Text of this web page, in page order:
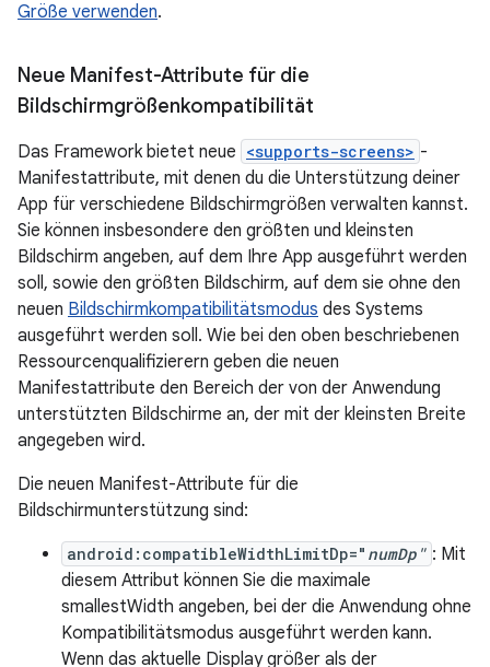
Größe verwenden.
Neue Manifest-Attribute für die
Bildschirmgrößenkompatibilität
Das Framework bietet neue <supports-screens> -
Manifestattribute, mit denen du die Unterstützung deiner
App für verschiedene Bildschirmgrößen verwalten kannst.
Sie können insbesondere den größten und kleinsten
Bildschirm angeben, auf dem Ihre App ausgeführt werden
soll, sowie den größten Bildschirm, auf dem sie ohne den
neuen Bildschirmkompatibilitätsmodus des Systems
ausgeführt werden soll. Wie bei den oben beschriebenen
Ressourcenqualifizierern geben die neuen
Manifestattribute den Bereich der von der Anwendung
unterstützten Bildschirme an, der mit der kleinsten Breite
angegeben wird.
Die neuen Manifest-Attribute für die
Bildschirmunterstützung sind:
android:compatibleWidthLimitDp=" numDp" : Mit
diesem Attribut können Sie die maximale
smallestWidth angeben, bei der die Anwendung ohne
Kompatibilitätsmodus ausgeführt werden kann.
Wenn das aktuelle Display größer als der